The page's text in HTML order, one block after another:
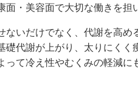
・美容面で大切な働きを担
ないだけでなく、代謝を高め
代謝が上がり、太りにくく
って冷え性やむくみの軽減に